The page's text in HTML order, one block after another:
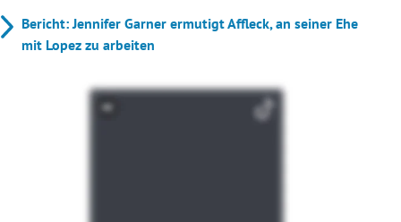
Bericht: Jennifer Garner ermutigt Affleck, an seiner Ehe
mit Lopez zu arbeiten